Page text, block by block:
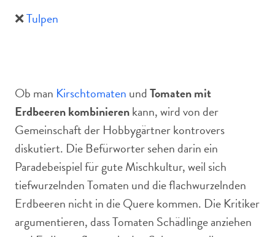
❌Tulpen
Ob man Kirschtomaten undTomaten mit
Erdbeeren kombinierenkann, wird von der
Gemeinschaft der Hobbygärtner kontrovers
diskutiert. Die Befürworter sehen darin ein
Paradebeispiel für gute Mischkultur, weil sich
tiefwurzelnden Tomaten und die flachwurzelnden
Erdbeeren nicht in die Quere kommen. Die Kritiker
argumentieren, dass Tomaten Schädlinge anziehen